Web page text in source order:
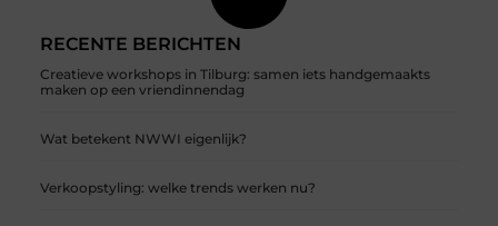
RECENTE BERICHTEN
Creatieve workshops in Tilburg: samen iets handgemaakts
maken op een vriendinnendag
Wat betekent NWWI eigenlijk?
Verkoopstyling: welke trends werken nu?